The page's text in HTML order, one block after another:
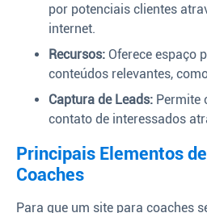
por potenciais clientes
internet.
Recursos: Oferece espaço
conteúdos relevantes,
Captura de Leads: Permite
contato de interessados
Principais Elementos
Coaches
Para que um site para coaches